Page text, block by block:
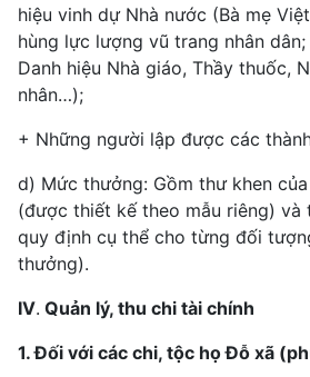
hiệu vinh dự Nhà nước (Bà mẹ
hùng lực lượng vũ trang nhân
Danh hiệu Nhà giáo, Thầy thuốc,
nhân…);
+ Những người lập được các
d) Mức thưởng: Gồm thư khen
(được thiết kế theo mẫu riêng) và
quy định cụ thể cho từng đối
thưởng).
IV. Quản lý, thu chi tài chính
1. Đối với các chi, tộc họ Đỗ xã